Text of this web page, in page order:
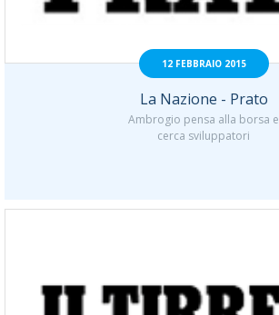
12 FEBBRAIO 2015
La Nazione - Prato
Ambrogio pensa alla borsa e
cerca sviluppatori